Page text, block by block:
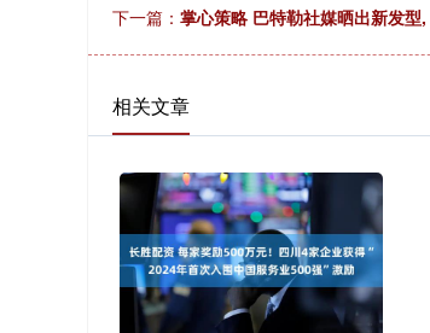
下一篇： 掌心策略 巴特勒社媒晒出新发
相关文章